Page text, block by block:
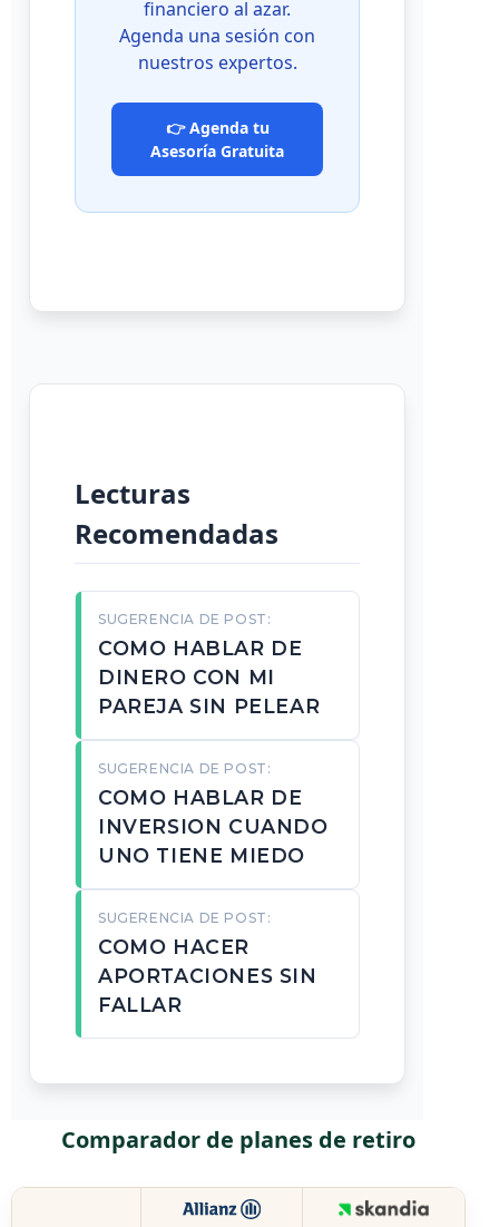
financiero al azar.
Agenda una sesión con
nuestros expertos.
👉 Agenda tu
Asesoría Gratuita
Lecturas
Recomendadas
SUGERENCIA DE POST:
COMO HABLAR DE
DINERO CON MI
PAREJA SIN PELEAR
SUGERENCIA DE POST:
COMO HABLAR DE
INVERSION CUANDO
UNO TIENE MIEDO
SUGERENCIA DE POST:
COMO HACER
APORTACIONES SIN
FALLAR
Comparador de planes de retiro